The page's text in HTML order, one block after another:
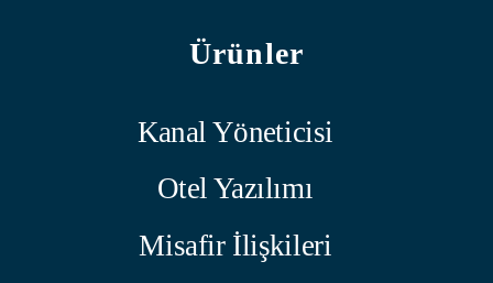
Ürünler
Kanal Yöneticisi
Otel Yazılımı
Misafir İlişkileri